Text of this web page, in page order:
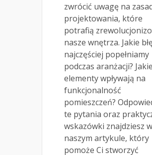
zwrócić uwagę na
projektowania, które
potrafią
nasze wnętrza. Jakie
najczęściej popełniamy
podczas aranżacji? Jakie
elementy wpływają na
funkcjonalność
pomieszczeń?
te pytania oraz
wskazówki znajdziesz w
naszym artykule, który
pomoże Ci stworzyć